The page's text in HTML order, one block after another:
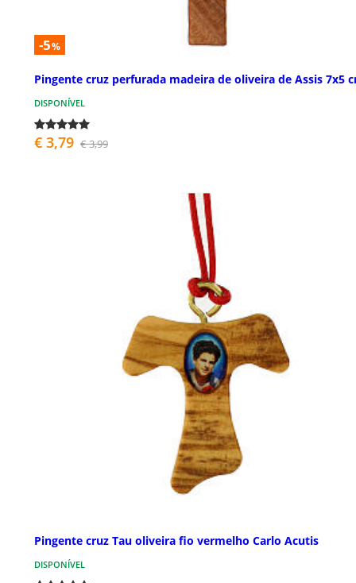
-5%
Pingente cruz perfurada madeira de oliveira de Assis 7x5
DISPONÍVEL
€ 3,79 € 3,99
Pingente cruz Tau oliveira fio vermelho Carlo Acutis
DISPONÍVEL